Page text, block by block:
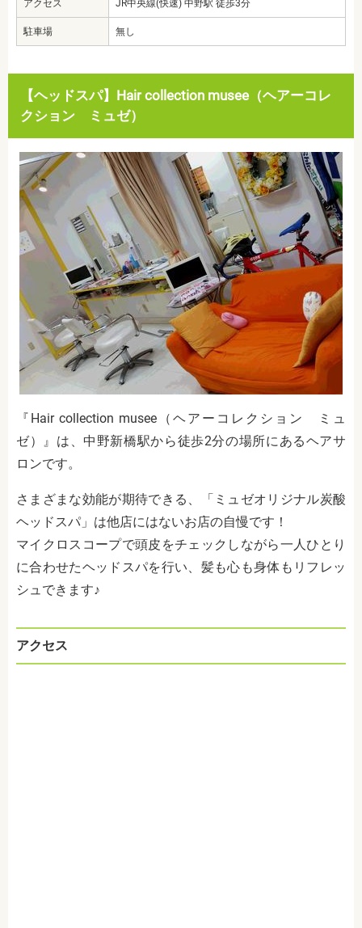
アクセス JR中央線(快速) 中野駅 徒歩3分
駐車場 無し
【ヘッドスパ】Hair collection musee（ヘアーコレ
クション ミュゼ）
『Hair collection musee（ヘアーコレクション ミュ
ゼ）』は、中野新橋駅から徒歩2分の場所にあるヘアサ
ロンです。
さまざまな効能が期待できる、「ミュゼオリジナル炭酸
ヘッドスパ」は他店にはないお店の自慢です！
マイクロスコープで頭皮をチェックしながら一人ひとり
に合わせたヘッドスパを行い、髪も心も身体もリフレッ
シュできます♪
アクセス